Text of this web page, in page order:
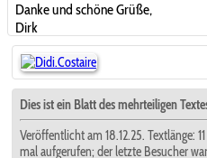
Danke und schöne Grüße,
Dirk
Dies ist ein Blatt des mehrteiligen
Veröffentlicht am 18.12.25. Textlänge:
mal aufgerufen; der letzte Besucher